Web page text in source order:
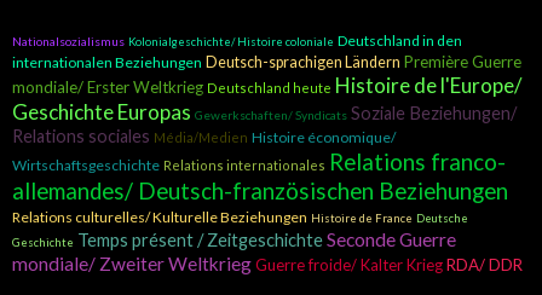
i
v
e
s
Nationalsozialismus Kolonialgeschichte/ Histoire coloniale Deutschland in den
internationalen Beziehungen Deutsch-sprachigen Ländern Première Guerre
mondiale/ Erster Weltkrieg Deutschland heute Histoire de l'Europe/
Geschichte Europas Gewerkschaften/ Syndicats Soziale Beziehungen/
Relations sociales Média/Medien Histoire économique/
Wirtschaftsgeschichte Relations internationales Relations franco-
allemandes/ Deutsch-französischen Beziehungen
Relations culturelles/ Kulturelle Beziehungen Histoire de France Deutsche
Geschichte Temps présent / ZeitgeschichteSeconde Guerre
mondiale/ Zweiter WeltkriegGuerre froide/ Kalter KriegRDA/ DDR